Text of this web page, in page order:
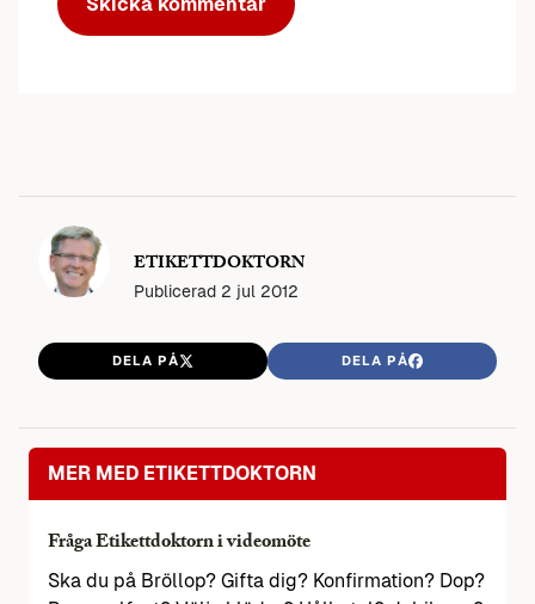
ETIKETTDOKTORN
Publicerad 2 jul 2012
DELA PÅ DELA PÅ
MER MED ETIKETTDOKTORN
Fråga Etikettdoktorn i videomöte
Ska du på Bröllop? Gifta dig? Konfirmation? Dop?